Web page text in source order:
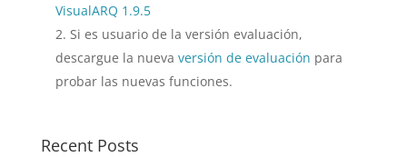
VisualARQ 1.9.5
Si es usuario de la versión evaluación,
descargue la nueva versión de evaluación para
probar las nuevas funciones.
Recent Posts